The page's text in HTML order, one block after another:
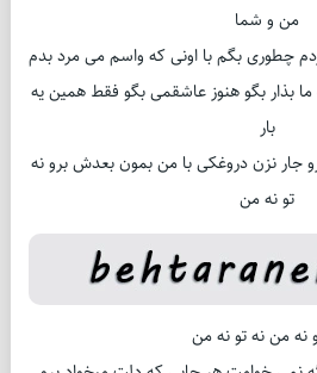
من و شما
چطوری بگم با اونی كه واسم می مرد بدم
بذار بگو هنوز عاشقمی بگو فقط همین یه
بار
جار نزن دروغكی با من بمون بعدش برو نه
تو نه من
نه من نه تو نه من